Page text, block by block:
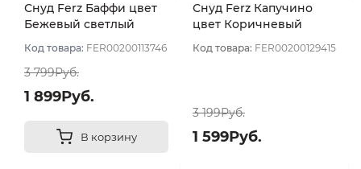
Снуд Ferz Баффи цвет
Бежевый светлый
Код товара: FER00200113746
3 799Руб.
1 899Руб.
В корзину
Снуд Ferz Капучино
цвет Коричневый
Код товара: FER00200129415
3 199Руб.
1 599Руб.